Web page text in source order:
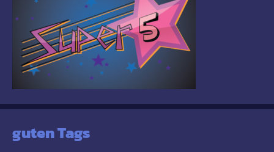
guten Tags